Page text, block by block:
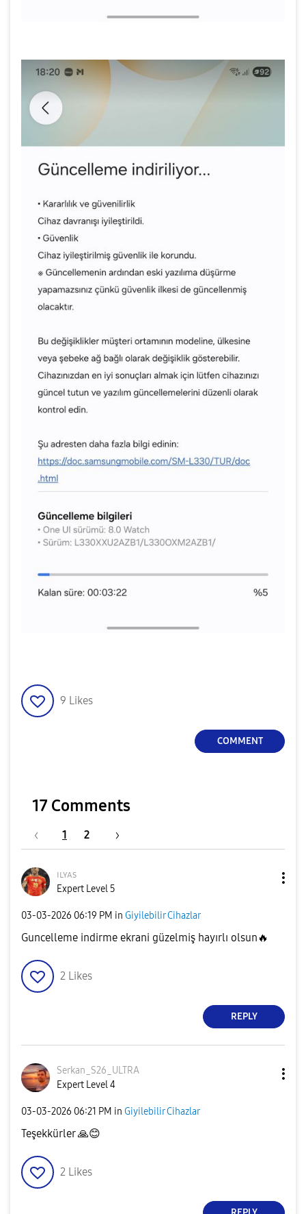
9 Likes
COMMENT
17 Comments
1 2
ɪʟʏᴀs
Expert Level 5
‎03-03-2026 06:19 PM in Giyilebilir Cihazlar
Guncelleme indirme ekrani güzelmiş hayırlı olsun 🔥
2 Likes
REPLY
Serkan_S26_ULTRA
Expert Level 4
‎03-03-2026 06:21 PM in Giyilebilir Cihazlar
Teşekkürler🙏😊
2 Likes